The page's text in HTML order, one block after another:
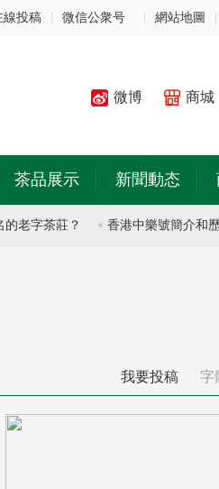
線投稿 微信公衆号 網站地圖
微博 商城
茶品展示 新聞動态
茶莊？ 香港中樂號簡介和歷史
我要投稿 字